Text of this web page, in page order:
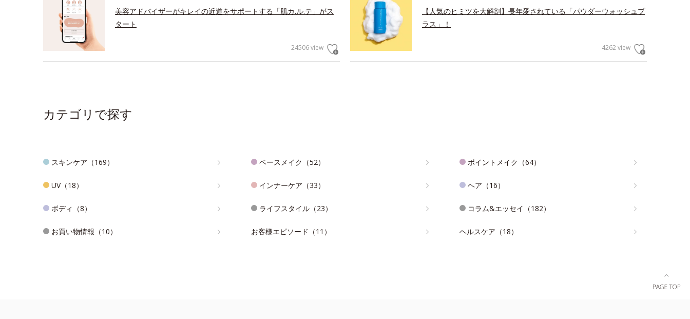
美容アドバイザーがキレイの近道をサポートする「肌カ.ル.テ」がス
タート
24506 view
【人気のヒミツを大解剖】長年愛されている「パウダーウォッシュプ
ラス」！
4262 view
カテゴリで探す
スキンケア（169） ベースメイク（52） ポイントメイク（64）
UV（18） インナーケア（33） ヘア（16）
ボディ（8） ライフスタイル（23） コラム&エッセイ（182）
お買い物情報（10） お客様エピソード（11） ヘルスケア（18）